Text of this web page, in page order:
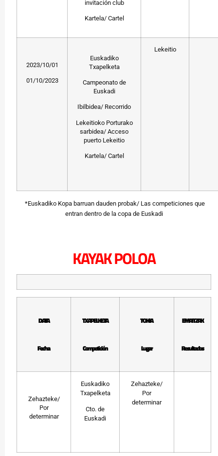
invitación club
Kartela/ Cartel
2023/10/01
01/10/2023
Euskadiko
Txapelketa
Campeonato de
Euskadi
Ibilbidea/ Recorrido
Lekeitioko Porturako
sarbidea/ Acceso
puerto Lekeitio
Kartela/ Cartel
Lekeitio
*Euskadiko Kopa barruan dauden probak/ Las competiciones que
entran dentro de la copa de Euskadi
KAYAK POLOA
DATA
Fecha
TXAPELKETA
Competición
TOKIA
Lugar
EMAITZAK
Resultados
Zehazteke/
Por
determinar
Euskadiko
Txapelketa
Cto. de
Euskadi
Zehazteke/
Por
determinar